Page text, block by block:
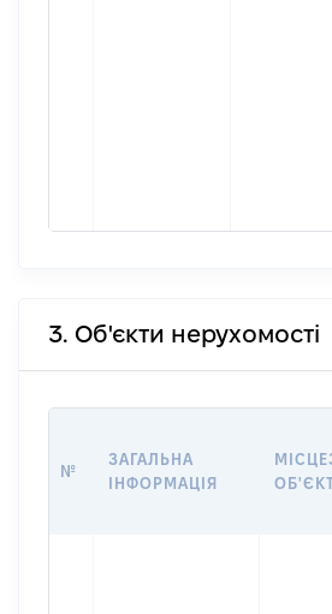
3. Об'єкти нерухомості
№
ЗАГАЛЬНА
ІНФОРМАЦІЯ